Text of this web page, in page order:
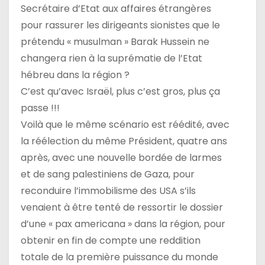
Secrétaire d’Etat aux affaires étrangères
pour rassurer les dirigeants sionistes que le
prétendu « musulman » Barak Hussein ne
changera rien à la suprématie de l’Etat
hébreu dans la région ?
C’est qu’avec Israël, plus c’est gros, plus ça
passe !!!
Voilà que le même scénario est réédité, avec
la réélection du même Président, quatre ans
après, avec une nouvelle bordée de larmes
et de sang palestiniens de Gaza, pour
reconduire l’immobilisme des USA s’ils
venaient à être tenté de ressortir le dossier
d’une « pax americana » dans la région, pour
obtenir en fin de compte une reddition
totale de la première puissance du monde